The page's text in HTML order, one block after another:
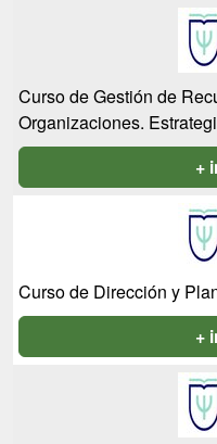
Curso de Gestión de
Organizaciones.
+
Curso de Dirección y
+